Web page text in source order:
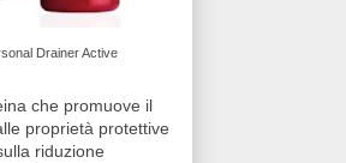
Drainer Active
che promuove il
proprietà protettive
riduzione